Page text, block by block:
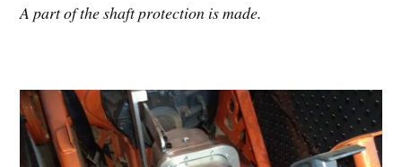
A part of the shaft protection is made.